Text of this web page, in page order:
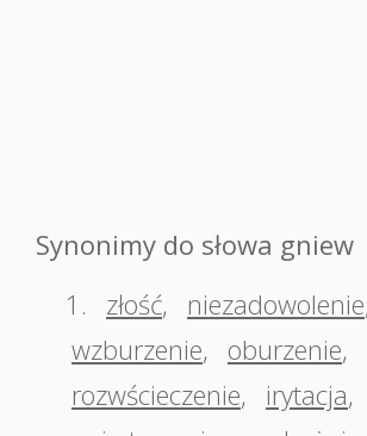
Synonimy do słowa gniew
1.
złość, niezadowolenie,
wzburzenie, oburzenie,
rozwścieczenie, irytacja,